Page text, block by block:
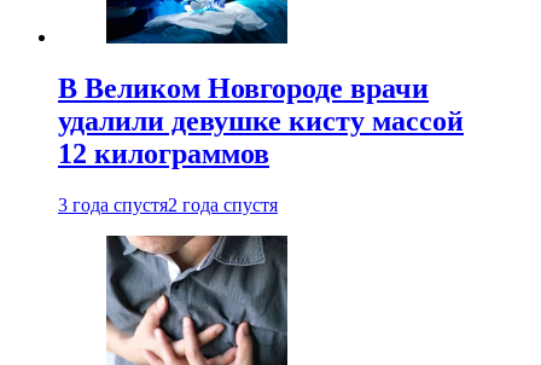
В Великом Новгороде врачи
удалили девушке кисту массой
12 килограммов
3 года спустя2 года спустя